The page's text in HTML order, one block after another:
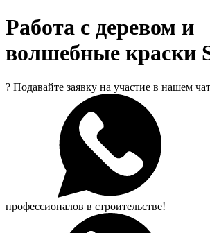
Работа с деревом и
волшебные краски
? Подавайте заявку на участие в нашем
профессионалов в строительстве!